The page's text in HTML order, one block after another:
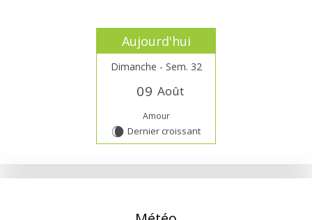
Aujourd'hui
Dimanche - Sem. 32
09 Août
Amour
W Dernier croissant